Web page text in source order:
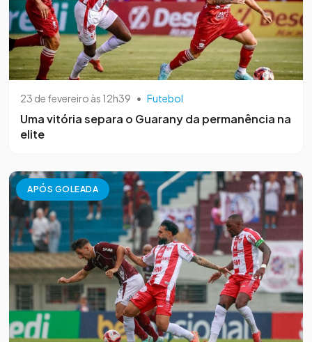
23 de fevereiro às 12h39 • Futebol
Uma vitória separa o Guarany da permanência na
elite
APÓS GOLEADA